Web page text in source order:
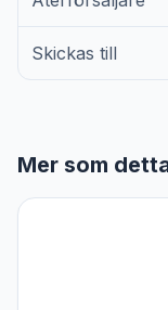
Skickas till
Mer som